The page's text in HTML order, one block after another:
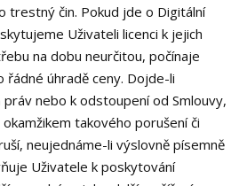
trestný čin. Pokud jde o Digitální
Uživateli licenci k jejich
na dobu neurčitou, počínaje
řádné úhradě ceny. Dojde-li
nebo k odstoupení od Smlouvy,
takového porušení či
neujednáme-li výslovně písemně
Uživatele k poskytování